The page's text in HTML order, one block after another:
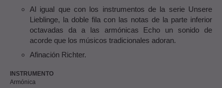
Al igual que con los instrumentos de la serie Unsere
Lieblinge, la doble fila con las notas de la parte inferior
octavadas da a las armónicas Echo un sonido de
acorde que los músicos tradicionales adoran.
Afinación Richter.
INSTRUMENTO
Armónica